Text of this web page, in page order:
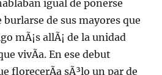
igual de ponerse
burlarse de sus mayores que
mÃ¡s allÃ¡ de la unidad
vivÃ­a. En ese debut
florecerÃ­a sÃ³lo un par de